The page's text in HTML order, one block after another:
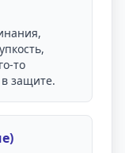
то
защите.